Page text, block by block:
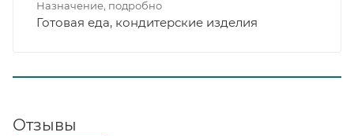
Назначение, подробно
Готовая еда, кондитерские изделия
Отзывы